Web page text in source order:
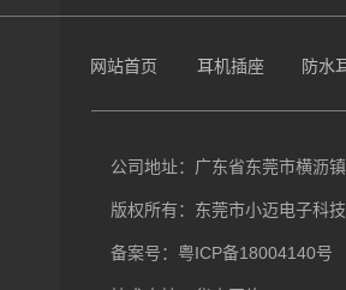
网站首页 耳机插座 防水
公司地址：广东省东莞市横沥
版权所有：东莞市小迈电子科
备案号： 粤ICP备18004140号